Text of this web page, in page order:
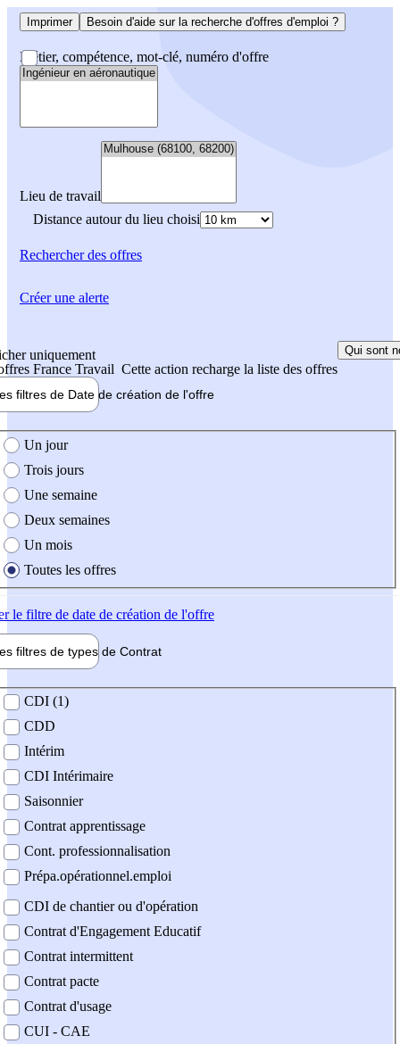
Imprimer Besoin d'aide sur la recherche d'offres d'emploi ?
Métier, compétence, mot-clé, numéro d'offre
Lieu de travail
Distance autour du lieu choisi
Rechercherdes offres
uniquement
France Travail Cette action recharge la liste des offres
Qui sont
filtres de Date de création de l'offre
création de l'offre
Un jour
Trois jours
Une semaine
Deux semaines
Un mois
Toutes les offres
le filtre de date de création de l'offre
filtres de types de Contrat
contrat
CDI (1)
CDD
Intérim
CDI Intérimaire
Saisonnier
Contrat apprentissage
Cont. professionnalisation
Prépa.opérationnel.emploi
CDI de chantier ou d'opération
Contrat d'Engagement Educatif
Contrat intermittent
Contrat pacte
Contrat d'usage
CUI - CAE
Créer une alerte